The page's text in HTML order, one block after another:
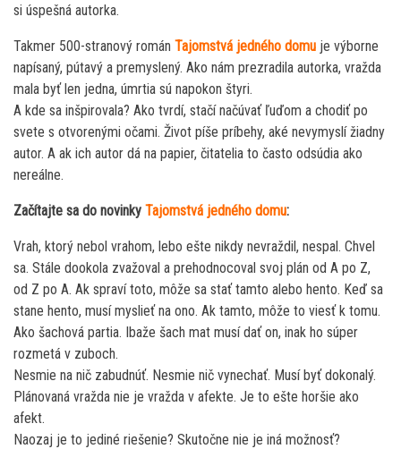
si úspešná autorka.
Takmer 500-stranový román Tajomstvá jedného domu je výborne
napísaný, pútavý a premyslený. Ako nám prezradila autorka, vražda
mala byť len jedna, úmrtia sú napokon štyri.
A kde sa inšpirovala? Ako tvrdí, stačí načúvať ľuďom a chodiť po
svete s otvorenými očami. Život píše príbehy, aké nevymyslí žiadny
autor. A ak ich autor dá na papier, čitatelia to často odsúdia ako
nereálne.
Začítajte sa do novinky Tajomstvá jedného domu:
Vrah, ktorý nebol vrahom, lebo ešte nikdy nevraždil, nespal. Chvel
sa. Stále dookola zvažoval a prehodnocoval svoj plán od A po Z,
od Z po A. Ak spraví toto, môže sa stať tamto alebo hento. Keď sa
stane hento, musí myslieť na ono. Ak tamto, môže to viesť k tomu.
Ako šachová partia. Ibaže šach mat musí dať on, inak ho súper
rozmetá v zuboch.
Nesmie na nič zabudnúť. Nesmie nič vynechať. Musí byť dokonalý.
Plánovaná vražda nie je vražda v afekte. Je to ešte horšie ako
afekt.
Naozaj je to jediné riešenie? Skutočne nie je iná možnosť?